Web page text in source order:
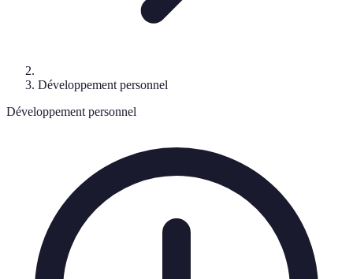
Développement personnel
Développement personnel